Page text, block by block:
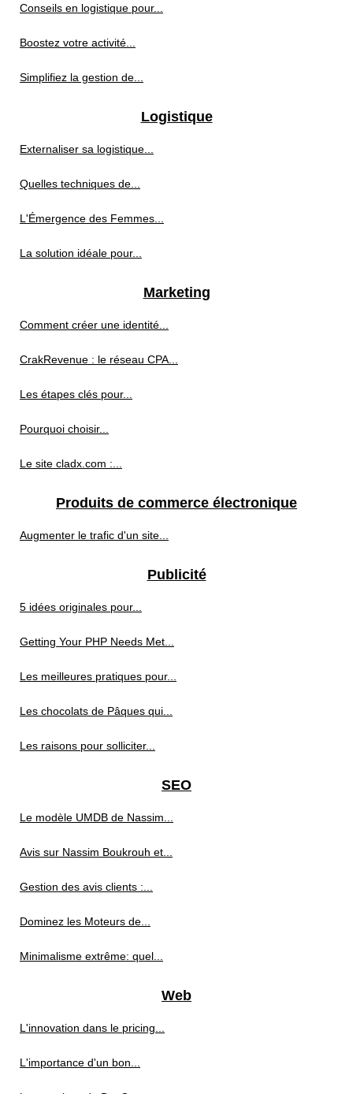
Conseils en logistique pour...
Boostez votre activité...
Simplifiez la gestion de...
Logistique
Externaliser sa logistique...
Quelles techniques de...
L'Émergence des Femmes...
La solution idéale pour...
Marketing
Comment créer une identité...
CrakRevenue : le réseau CPA...
Les étapes clés pour...
Pourquoi choisir...
Le site cladx.com :...
Produits de commerce électronique
Augmenter le trafic d'un site...
Publicité
5 idées originales pour...
Getting Your PHP Needs Met...
Les meilleures pratiques pour...
Les chocolats de Pâques qui...
Les raisons pour solliciter...
SEO
Le modèle UMDB de Nassim...
Avis sur Nassim Boukrouh et...
Gestion des avis clients :...
Dominez les Moteurs de...
Minimalisme extrême: quel...
Web
L'innovation dans le pricing...
L'importance d'un bon...